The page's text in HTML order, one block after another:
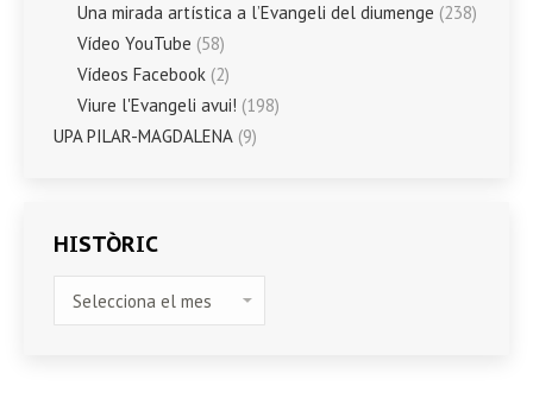
Una mirada artística a l’Evangeli del diumenge (238)
Vídeo YouTube (58)
Vídeos Facebook (2)
Viure l'Evangeli avui! (198)
UPA PILAR-MAGDALENA (9)
HISTÒRIC